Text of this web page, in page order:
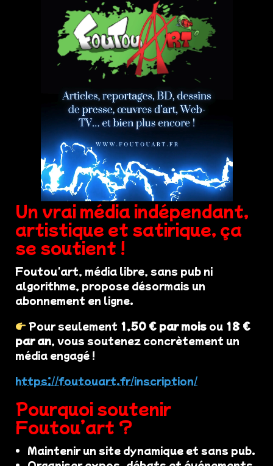
Un vrai média indépendant,
artistique et satirique, ça
se soutient !
Foutou'art, média libre, sans pub ni
algorithme, propose désormais un
abonnement en ligne.
Pour seulement 1,50 € par mois ou 18 €
par an, vous soutenez concrètement un
média engagé !
https://foutouart.fr/inscription/
Pourquoi soutenir
Foutou’art ?
Maintenir un site dynamique et sans pub.